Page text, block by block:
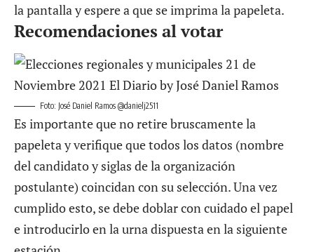
la pantalla y espere a que se imprima la papeleta.
Recomendaciones al votar
Foto: José Daniel Ramos @danielj2511
Es importante que no retire bruscamente la
papeleta y verifique que todos los datos (nombre
del candidato y siglas de la organización
postulante) coincidan con su selección. Una vez
cumplido esto, se debe doblar con cuidado el papel
e introducirlo en la urna dispuesta en la siguiente